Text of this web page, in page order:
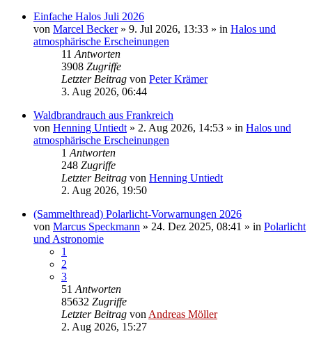
Einfache Halos Juli 2026
von Marcel Becker» 9. Jul 2026, 13:33 » in Halos und
atmosphärische Erscheinungen
11 Antworten
3908 Zugriffe
Letzter Beitrag von Peter Krämer
3. Aug 2026, 06:44
Waldbrandrauch aus Frankreich
von Henning Untiedt » 2. Aug 2026, 14:53 » in Halos und
atmosphärische Erscheinungen
1 Antworten
248 Zugriffe
Letzter Beitrag von Henning Untiedt
2. Aug 2026, 19:50
(Sammelthread) Polarlicht-Vorwarnungen 2026
von Marcus Speckmann » 24. Dez 2025, 08:41 » in Polarlicht
und Astronomie
1
2
3
51 Antworten
85632 Zugriffe
Letzter Beitrag von Andreas Möller
2. Aug 2026, 15:27